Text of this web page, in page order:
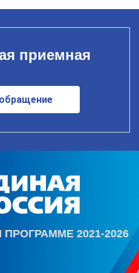
приемная
2021-2026